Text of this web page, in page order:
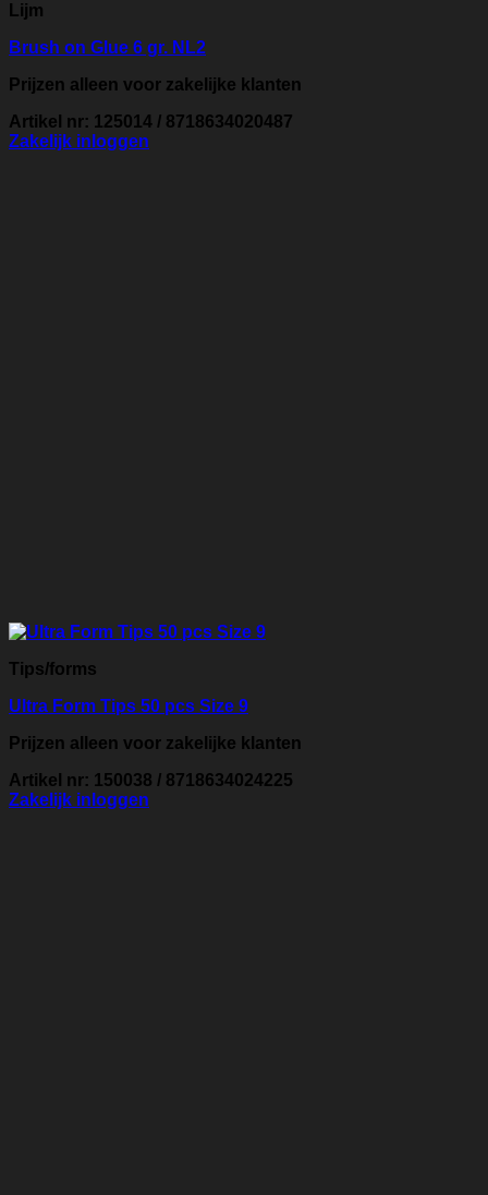
Lijm
Brush on Glue 6 gr. NL2
Prijzen alleen voor zakelijke klanten
Artikel nr: 125014 / 8718634020487
Zakelijk inloggen
Tips/forms
Ultra Form Tips 50 pcs Size 9
Prijzen alleen voor zakelijke klanten
Artikel nr: 150038 / 8718634024225
Zakelijk inloggen